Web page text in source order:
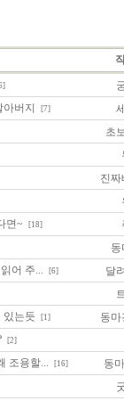
아버지 [7]
초
진짜
면~ [18]
동
어 주... [6] 달
있는듯 [1] 동
[2]
조용할... [16] 동